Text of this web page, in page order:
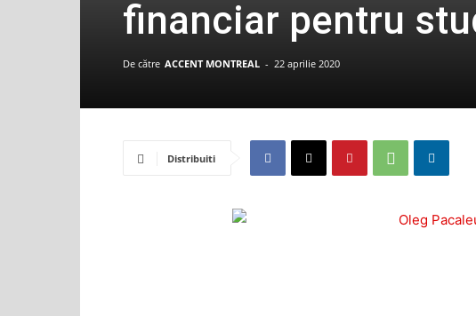
financiar pentru
De către ACCENT MONTREAL - 22 aprilie 2020
Distribuiti